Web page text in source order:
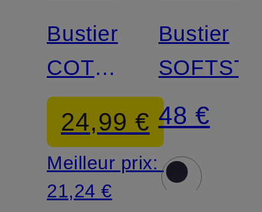
Bustier
COTON
LÉGER
24,99 €
Meilleur prix:
21,24 €
Bustier
48 €